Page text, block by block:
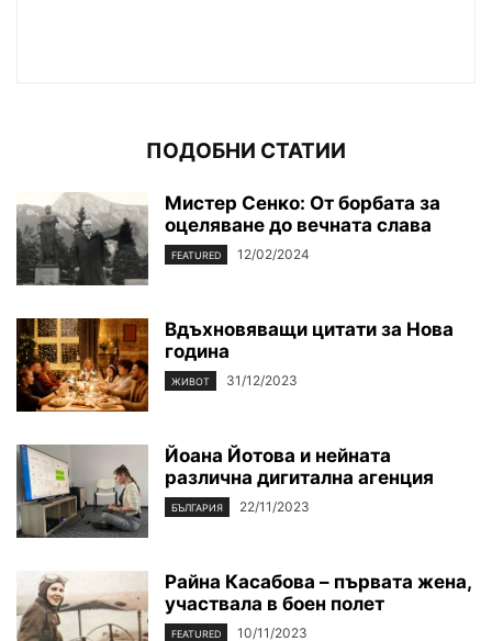
ПОДОБНИ СТАТИИ
Мистер Сенко: От борбата за
оцеляване до вечната слава
FEATURED 12/02/2024
Вдъхновяващи цитати за Нова
година
ЖИВОТ 31/12/2023
Йоана Йотова и нейната
различна дигитална агенция
БЪЛГАРИЯ 22/11/2023
Райна Касабова – първата жена,
участвала в боен полет
FEATURED 10/11/2023